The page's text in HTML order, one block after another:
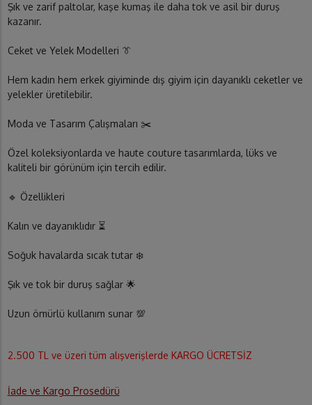
Şık ve zarif paltolar, kaşe kumaş ile daha tok ve asil bir duruş
kazanır.
Ceket ve Yelek Modelleri 👔
Hem kadın hem erkek giyiminde dış giyim için dayanıklı ceketler ve
yelekler üretilebilir.
Moda ve Tasarım Çalışmaları ✂️
Özel koleksiyonlarda ve haute couture tasarımlarda, lüks ve
kaliteli bir görünüm için tercih edilir.
🔹 Özellikleri
Kalın ve dayanıklıdır ⏳
Soğuk havalarda sıcak tutar ❄️
Şık ve tok bir duruş sağlar 🌟
Uzun ömürlü kullanım sunar 💯
2.500 TL ve üzeri tüm alışverişlerde KARGO ÜCRETSİZ
İade ve Kargo Prosedürü